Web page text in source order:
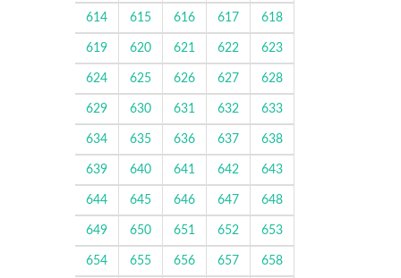
614 615 616 617 618
619 620 621 622 623
624 625 626 627 628
629 630 631 632 633
634 635 636 637 638
639 640 641 642 643
644 645 646 647 648
649 650 651 652 653
654 655 656 657 658